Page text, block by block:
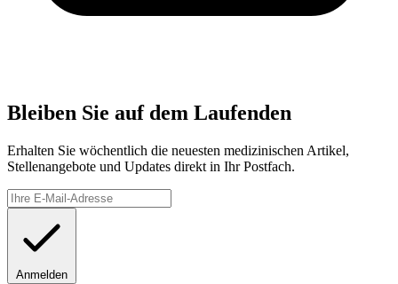
Bleiben Sie auf dem Laufenden
Erhalten Sie wöchentlich die neuesten medizinischen Artikel,
Stellenangebote und Updates direkt in Ihr Postfach.
Anmelden